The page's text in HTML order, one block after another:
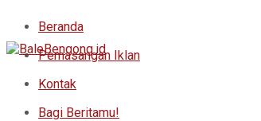
Beranda
Pemasangan Iklan
Kontak
Bagi Beritamu!